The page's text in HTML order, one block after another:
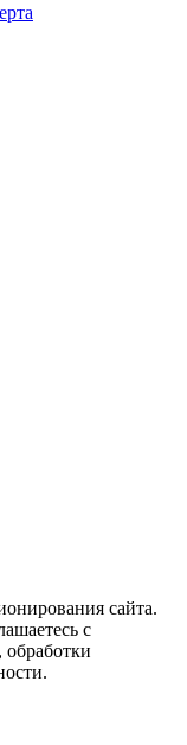
сайта.
с
, обработки